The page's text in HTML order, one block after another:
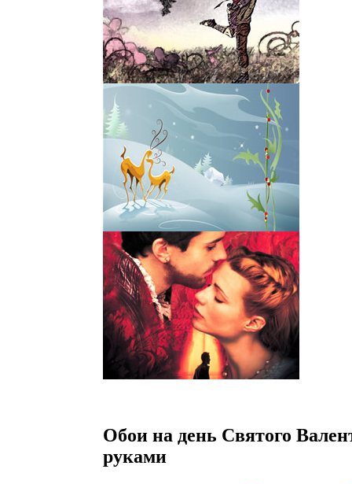
Обои на день Святого
руками